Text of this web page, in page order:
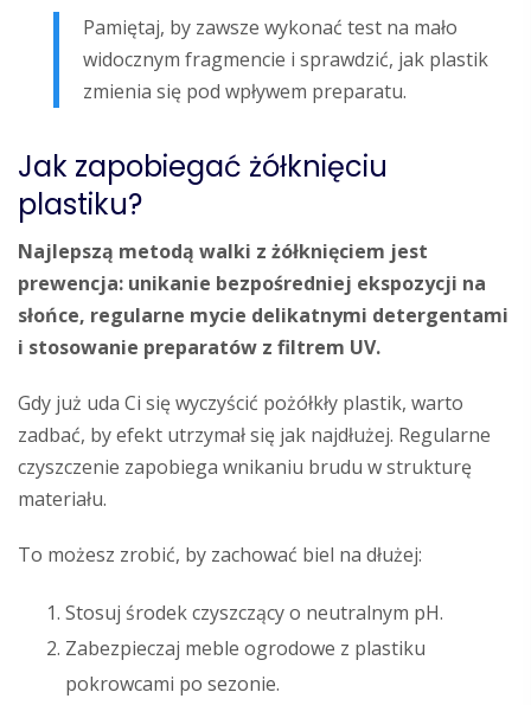
Pamiętaj, by zawsze wykonać test na mało
widocznym fragmencie i sprawdzić, jak plastik
zmienia się pod wpływem preparatu.
Jak zapobiegać żółknięciu
plastiku?
Najlepszą metodą walki z żółknięciem jest
prewencja: unikanie bezpośredniej ekspozycji na
słońce, regularne mycie delikatnymi detergentami
i stosowanie preparatów z filtrem UV.
Gdy już uda Ci się wyczyścić pożółkły plastik, warto
zadbać, by efekt utrzymał się jak najdłużej. Regularne
czyszczenie zapobiega wnikaniu brudu w strukturę
materiału.
To możesz zrobić, by zachować biel na dłużej:
Stosuj środek czyszczący o neutralnym pH.
Zabezpieczaj meble ogrodowe z plastiku
pokrowcami po sezonie.